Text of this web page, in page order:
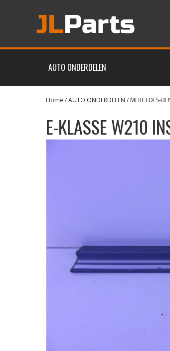
AUTO ONDERDELEN
Home /AUTO ONDERDELEN / MERCEDES-
E-KLASSE W210